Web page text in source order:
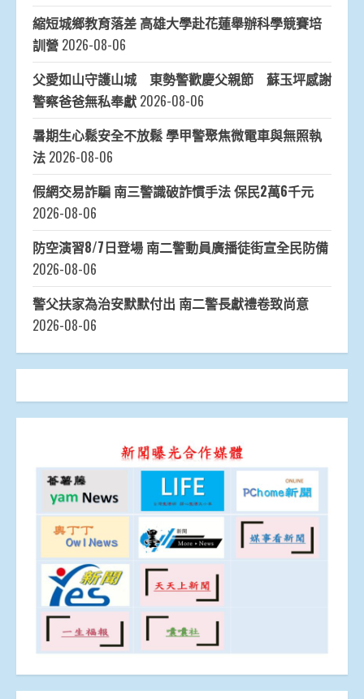
縮短城鄉教育落差 高雄大學赴花蓮舉辦科學競賽培
訓營 2026-08-06
父愛如山守護山城 東勢警歡慶父親節 蘇玉坪感謝
警察爸爸無私奉獻 2026-08-06
暑期生心鬆安全不放鬆 學甲警聚焦微電車與無照執
法 2026-08-06
假網交易詐騙 南三警識破詐慣手法 保民2萬6千元
2026-08-06
防空演習8/7日登場 南二警動員廣播徒街宣全民防備
2026-08-06
警父扶家為治安默默付出 南二警長獻禮卷致尚意
2026-08-06